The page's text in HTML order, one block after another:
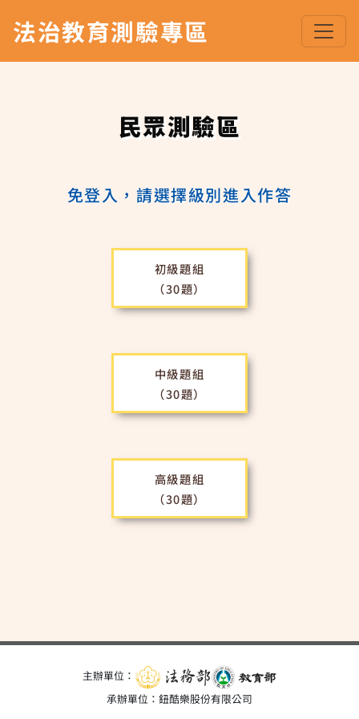
法治教育測驗專區
民眾測驗區
免登入，請選擇級別進入作答
初級題組
（30題）
中級題組
（30題）
高級題組
（30題）
主辦單位：
承辦單位：鈕酷樂股份有限公司